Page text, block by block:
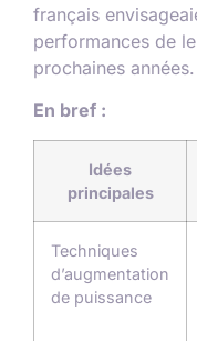
français
performances de
prochaines années.
En bref :
Idées
principales
Techniques
d’augmentation
de puissance